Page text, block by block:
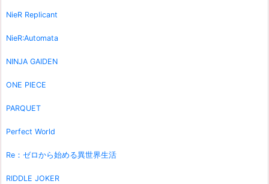
NieR Replicant
NieR:Automata
NINJA GAIDEN
ONE PIECE
PARQUET
Perfect World
Re：ゼロから始める異世界生活
RIDDLE JOKER